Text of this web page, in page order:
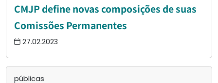
CMJP define novas composições de suas
Comissões Permanentes
27.02.2023
públicas